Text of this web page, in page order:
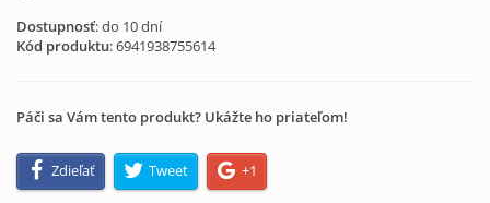
Dostupnosť: do 10 dní
Kód produktu:6941938755614
Páči sa Vám tento produkt? Ukážte ho priateľom!
Zdieľať Tweet +1